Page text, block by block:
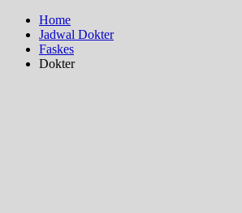
Home
Jadwal Dokter
Faskes
Dokter